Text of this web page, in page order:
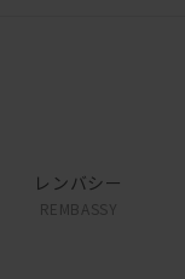
レンバシー
REMBASSY